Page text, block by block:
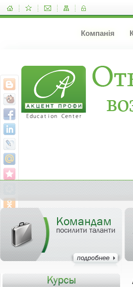
Компанія
Командам
посилити таланти